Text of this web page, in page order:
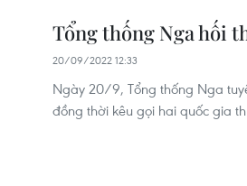
Tổng thống Nga hối
20/09/2022 12:33
Ngày 20/9, Tổng thống Nga
đồng thời kêu gọi hai quốc gia